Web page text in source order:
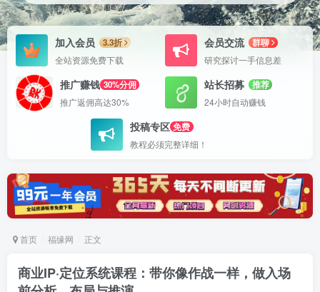
加入会员
3.3折
全站资源免费下载
会员交流
群聊
研究探讨一手信息差
推广赚钱 30%分佣
推广返佣高达30%
站长招募
推荐
24小时自动赚钱
投稿专区 免费
教程必须完整详细！
首页 福缘网 正文
商业IP·定位系统课程：带你像作战一样，做入场